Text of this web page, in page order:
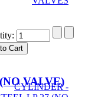
VALVE)